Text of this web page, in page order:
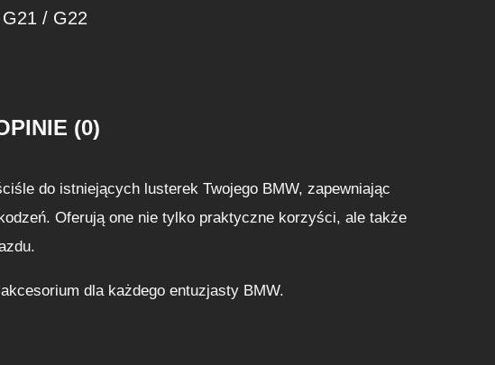
2
G
2
G
(0)
do istniejących lusterek Twojego BMW, zapewniając
Oferują one nie tylko praktyczne korzyści, ale także
dla każdego entuzjasty BMW.